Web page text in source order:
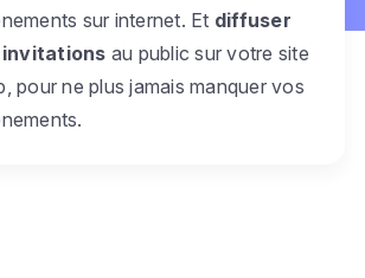
sur internet. Et diffuser
invitations au public sur votre site
pour ne plus jamais manquer vos